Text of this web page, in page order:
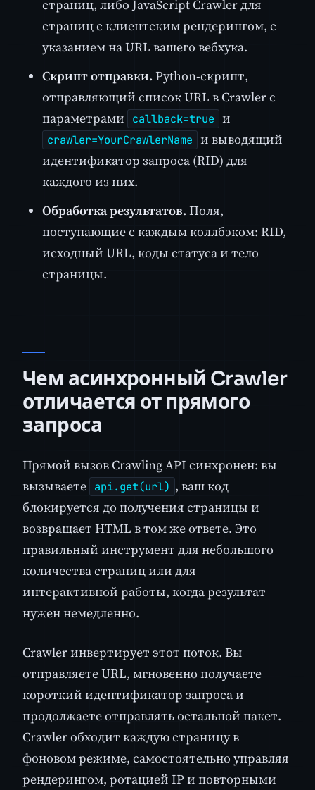
страниц, либо JavaScript Crawler для
страниц с клиентским рендерингом, с
указанием на URL вашего вебхука.
Скрипт отправки. Python-скрипт,
отправляющий список URL в Crawler с
параметрами
callback=true и
crawler=YourCrawlerName и выводящий
идентификатор запроса (RID) для
каждого из них.
Обработка результатов. Поля,
поступающие с каждым коллбэком: RID,
исходный URL, коды статуса и тело
страницы.
Чем асинхронный Crawler
отличается от прямого
запроса
Прямой вызов Crawling API синхронен: вы
вызываете api.get(url) , ваш код
блокируется до получения страницы и
возвращает HTML в том же ответе. Это
правильный инструмент для небольшого
количества страниц или для
интерактивной работы, когда результат
нужен немедленно.
Crawler инвертирует этот поток. Вы
отправляете URL, мгновенно получаете
короткий идентификатор запроса и
продолжаете отправлять остальной пакет.
Crawler обходит каждую страницу в
фоновом режиме, самостоятельно управляя
рендерингом, ротацией IP и повторными